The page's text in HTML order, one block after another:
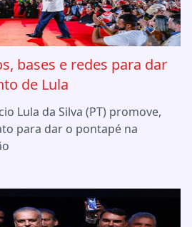
bases e redes para dar
de Lula
Lula da Silva (PT) promove,
para dar o pontapé na